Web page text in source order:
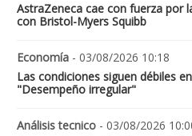
AstraZeneca cae con fuerza por
con Bristol-Myers Squibb
Economía - 03/08/2026 10:18
Las condiciones siguen débiles
"Desempeño irregular"
Análisis tecnico - 03/08/2026